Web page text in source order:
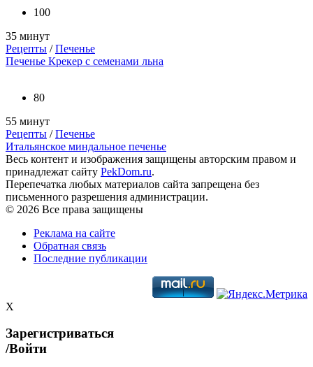
100
35 минут
Рецепты /Печенье
Печенье Крекер с семенами льна
80
55 минут
Рецепты /Печенье
Итальянское миндальное печенье
Весь контент и изображения защищены авторским правом и
принадлежат сайту PekDom.ru.
Перепечатка любых материалов сайта запрещена без
письменного разрешения администрации.
© 2026 Все права защищены
Реклама на сайте
Обратная связь
Последние публикации
X
Зарегистриваться
/Войти